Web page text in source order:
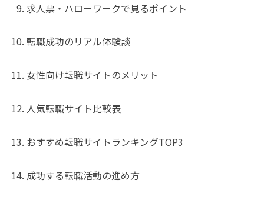
求人票・ハローワークで見るポイント
転職成功のリアル体験談
女性向け転職サイトのメリット
人気転職サイト比較表
おすすめ転職サイトランキングTOP3
成功する転職活動の進め方